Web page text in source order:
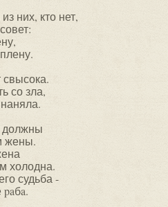
них, кто нет,
свысока.
со зла,
должны
жены.
холодна.
судьба -